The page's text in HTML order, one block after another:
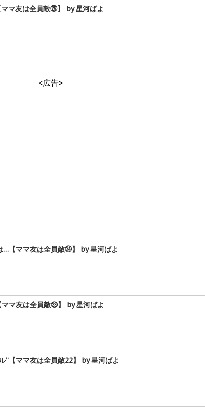
マ友は全員敵㉕】 by 星河ばよ
<広告>
【ママ友は全員敵㉔】 by 星河ばよ
マ友は全員敵㉓】 by 星河ばよ
”【ママ友は全員敵22】 by 星河ばよ